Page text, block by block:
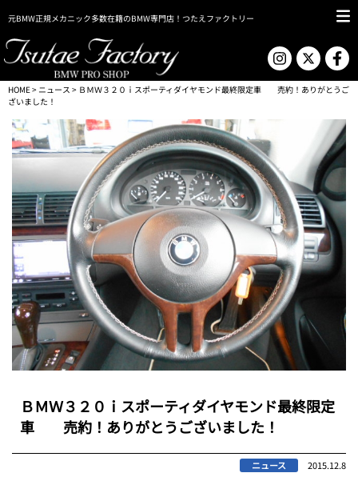
元BMW正規メカニック多数在籍のBMW専門店！つたえファクトリー
HOME> ニュース > ＢＭＷ３２０ｉスポーティダイヤモンド最終限定車 売約！ありがとうご
ざいました！
ＢＭＷ３２０ｉスポーティダイヤモンド最終限定
車 売約！ありがとうございました！
ニュース 2015.12.8